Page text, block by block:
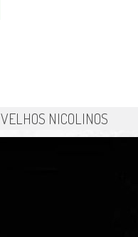
VELHOS NICOLINOS